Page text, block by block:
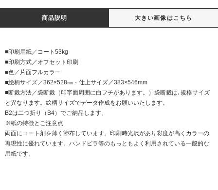
商品説明 大きい画像はこちら
■印刷用紙／コート53kg
■印刷方式／オフセット印刷
■色／片面フルカラー
■絵柄サイズ／362×528㎜・仕上サイズ／383×546mm
■断裁方法／袋断裁（印字面周囲に白フチがあります。）袋断裁は､規格サイズ
と異なります。絵柄サイズでデータ作成をお願いいたします。
B2は二つ折り（B4）でご納品します。
※紙の特徴とご注意点
両面にコート剤を薄く塗布しています。印刷時光沢があり彩度が高くカラーの
再現性に優れています。ハンドビラ等のもっともよく利用されている一般的な
用紙です。